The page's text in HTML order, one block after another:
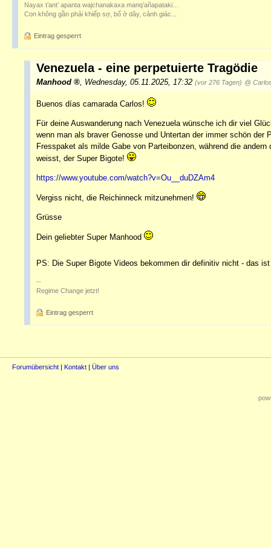
Nayax t’ant’ apanta wajchanakaxa manq’añapataki…
Con không gần phải khiếp sợ, bố ở dây, cảnh giác...
Eintrag gesperrt
Venezuela - eine perpetuierte Tragödie
Manhood Wednesday, 05.11.2025, 17:32 (vor 276 Tagen) @
Buenos días camarada Carlos!
Für deine Auswanderung nach Venezuela wünsche ich dir viel
wenn man als braver Genosse und Untertan der immer schön
Fresspaket als milde Gabe von Parteibonzen, während die
weisst, der Super Bigote!
https://www.youtube.com/watch?v=Ou__duDZAm4
Vergiss nicht, die Reichinneck mitzunehmen!
Grüsse
Dein geliebter Super Manhood
PS: Die Super Bigote Videos bekommen dir definitiv nicht - das
--
Regime Change jetzt!
Eintrag gesperrt
Forumübersicht | Kontakt | Über uns